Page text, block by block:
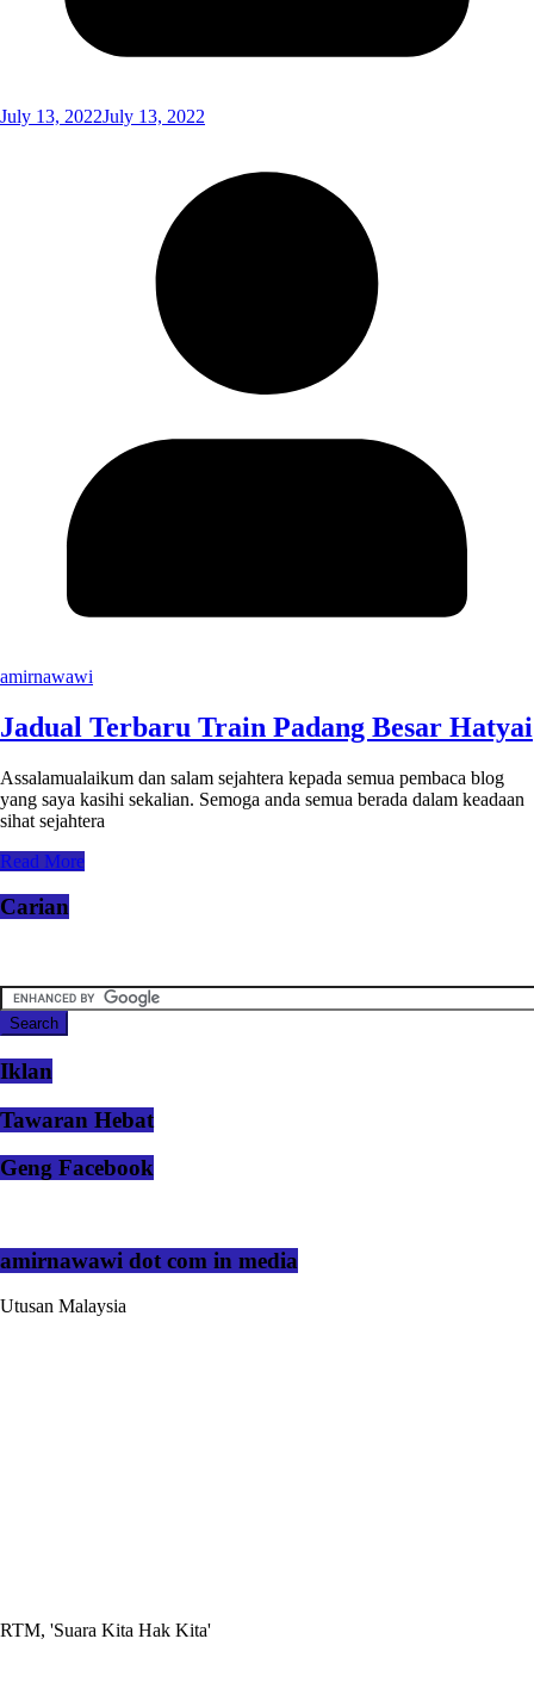
July 13, 2022July 13, 2022
amirnawawi
Jadual Terbaru Train Padang Besar Hatyai
Assalamualaikum dan salam sejahtera kepada semua pembaca blog
yang saya kasihi sekalian. Semoga anda semua berada dalam keadaan
sihat sejahtera
Read More
Carian
Iklan
Tawaran Hebat
Geng Facebook
amirnawawi dot com in media
Utusan Malaysia
RTM, 'Suara Kita Hak Kita'